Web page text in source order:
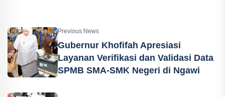
Previous News
Gubernur Khofifah Apresiasi
Layanan Verifikasi dan Validasi Data
SPMB SMA-SMK Negeri di Ngawi